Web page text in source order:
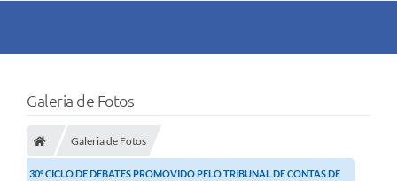
Galeria de Fotos
Galeria de Fotos
30º CICLO DE DEBATES PROMOVIDO PELO TRIBUNAL DE CONTAS DE